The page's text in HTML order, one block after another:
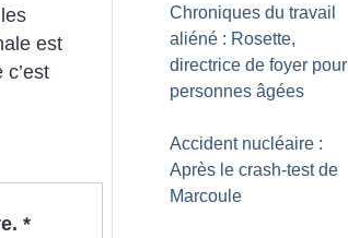
est
*
Chroniques du travail
aliéné : Rosette,
directrice de foyer pour
personnes âgées
Accident nucléaire :
Après le crash-test de
Marcoule